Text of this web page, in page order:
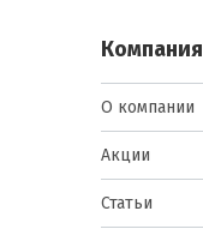
Компания
О компании
Акции
Статьи